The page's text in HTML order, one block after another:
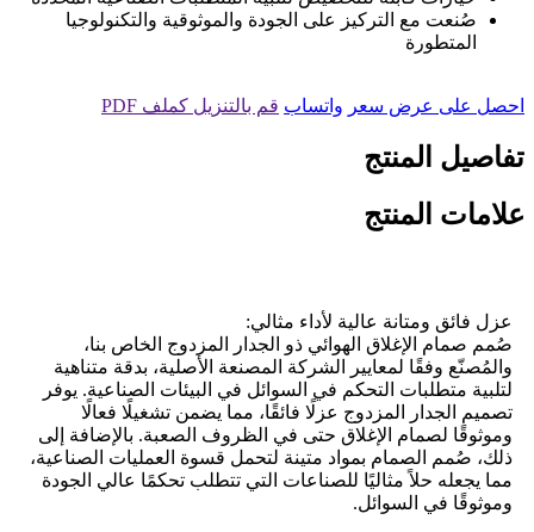
صُنعت مع التركيز على الجودة والموثوقية والتكنولوجيا
المتطورة
احصل على عرض سعر واتساب قم بالتنزيل كملف PDF
تفاصيل المنتج
علامات المنتج
عزل فائق ومتانة عالية لأداء مثالي:
صُمم صمام الإغلاق الهوائي ذو الجدار المزدوج الخاص بنا،
والمُصنّع وفقًا لمعايير الشركة المصنعة الأصلية، بدقة متناهية
لتلبية متطلبات التحكم في السوائل في البيئات الصناعية. يوفر
تصميم الجدار المزدوج عزلًا فائقًا، مما يضمن تشغيلًا فعالًا
وموثوقًا لصمام الإغلاق حتى في الظروف الصعبة. بالإضافة إلى
ذلك، صُمم الصمام بمواد متينة لتحمل قسوة العمليات الصناعية،
مما يجعله حلاً مثاليًا للصناعات التي تتطلب تحكمًا عالي الجودة
وموثوقًا في السوائل.